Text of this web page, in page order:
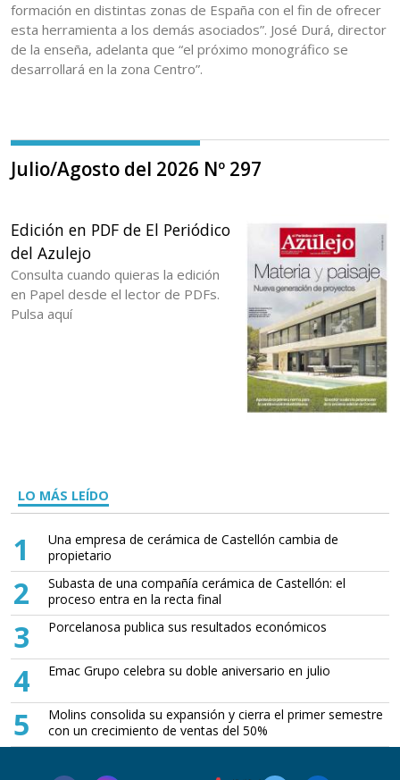
formación en distintas zonas de España con el fin de ofrecer
esta herramienta a los demás asociados”. José Durá, director
de la enseña, adelanta que “el próximo monográfico se
desarrollará en la zona Centro”.
Julio/Agosto del 2026 Nº 297
Edición en PDF de El Periódico
del Azulejo
Consulta cuando quieras la edición
en Papel desde el lector de PDFs.
Pulsa aquí
LO MÁS LEÍDO
1
Una empresa de cerámica de Castellón cambia de
propietario
2
Subasta de una compañía cerámica de Castellón: el
proceso entra en la recta final
3 Porcelanosa publica sus resultados económicos
4 Emac Grupo celebra su doble aniversario en julio
5
Molins consolida su expansión y cierra el primer semestre
con un crecimiento de ventas del 50%